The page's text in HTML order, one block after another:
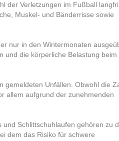
der Verletzungen im Fußball
Muskel- und Bänderrisse sowie
nur in den Wintermonaten
und die körperliche Belastung beim
gemeldeten Unfällen. Obwohl die
allem aufgrund der zunehmenden
und Schlittschuhlaufen gehören zu
dem das Risiko für schwere